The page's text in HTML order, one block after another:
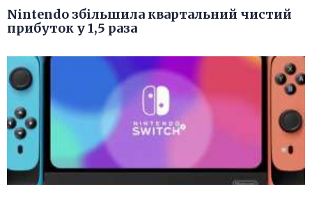
Nintendo збільшила квартальний чистий
прибуток у 1,5 раза